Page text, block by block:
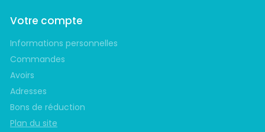
Votre compte
Informations personnelles
Commandes
Avoirs
Adresses
Bons de réduction
Plan du site